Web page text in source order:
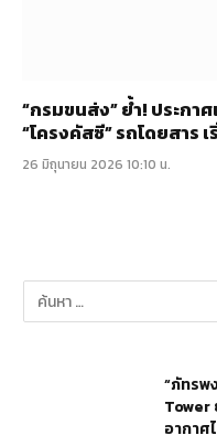
“กรมขนส่ง” ย้ำ! ประกา
“โครงคัสซี” รถโดยสาร เ
26 มิถุนายน 2026 10:10 น.
“ภัทรพ
Tower
อากาศ